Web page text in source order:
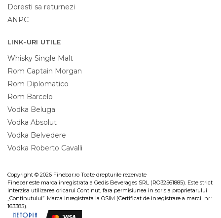
Doresti sa returnezi
ANPC
LINK-URI UTILE
Whisky Single Malt
Rom Captain Morgan
Rom Diplomatico
Rom Barcelo
Vodka Beluga
Vodka Absolut
Vodka Belvedere
Vodka Roberto Cavalli
Copyright © 2026 Finebar.ro Toate drepturile rezervate
Finebar este marca inregistrata a Gedis Beverages SRL (RO32561885). Este strict
interzisa utilizarea oricarui Continut, fara permisiunea in scris a proprietarului
„Continutului”. Marca inregistrata la OSIM (Certificat de inregistrare a marcii nr.:
163385).